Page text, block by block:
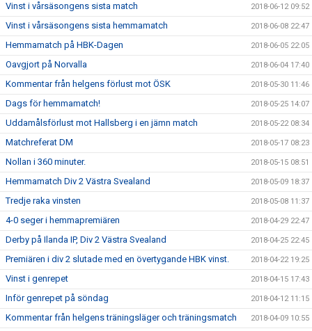
Vinst i vårsäsongens sista match 2018-06-12 09:52
Vinst i vårsäsongens sista hemmamatch 2018-06-08 22:47
Hemmamatch på HBK-Dagen 2018-06-05 22:05
Oavgjort på Norvalla 2018-06-04 17:40
Kommentar från helgens förlust mot ÖSK 2018-05-30 11:46
Dags för hemmamatch! 2018-05-25 14:07
Uddamålsförlust mot Hallsberg i en jämn match 2018-05-22 08:34
Matchreferat DM 2018-05-17 08:23
Nollan i 360 minuter. 2018-05-15 08:51
Hemmamatch Div 2 Västra Svealand 2018-05-09 18:37
Tredje raka vinsten 2018-05-08 11:37
4-0 seger i hemmapremiären 2018-04-29 22:47
Derby på Ilanda IP, Div 2 Västra Svealand 2018-04-25 22:45
Premiären i div 2 slutade med en övertygande HBK vinst. 2018-04-22 19:25
Vinst i genrepet 2018-04-15 17:43
Inför genrepet på söndag 2018-04-12 11:15
Kommentar från helgens träningsläger och träningsmatch 2018-04-09 10:55